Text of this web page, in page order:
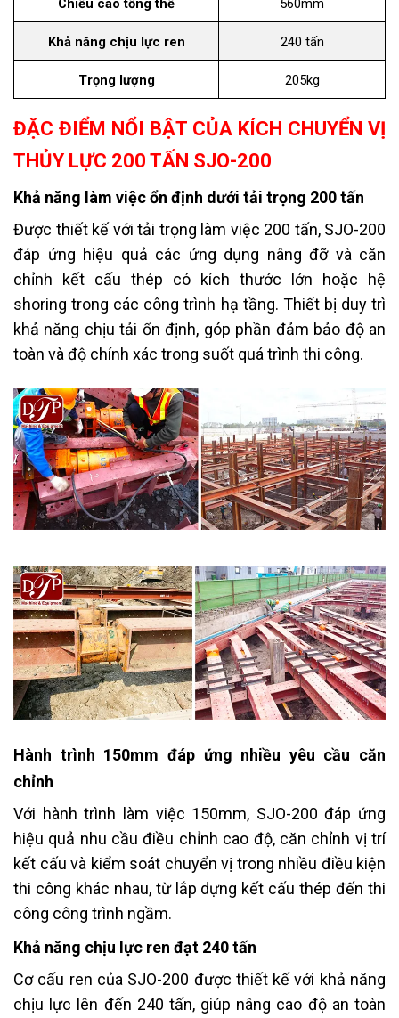
Chiều cao tổng thể 560mm
Khả năng chịu lực ren 240 tấn
Trọng lượng 205kg
ĐẶC ĐIỂM NỔI BẬT CỦA KÍCH CHUYỂN VỊ
THỦY LỰC 200 TẤN SJO-200
Khả năng làm việc ổn định dưới tải trọng 200 tấn
Được thiết kế với tải trọng làm việc 200 tấn, SJO-200
đáp ứng hiệu quả các ứng dụng nâng đỡ và căn
chỉnh kết cấu thép có kích thước lớn hoặc hệ
shoring trong các công trình hạ tầng. Thiết bị duy trì
khả năng chịu tải ổn định, góp phần đảm bảo độ an
toàn và độ chính xác trong suốt quá trình thi công.
Hành trình 150mm đáp ứng nhiều yêu cầu căn
chỉnh
Với hành trình làm việc 150mm, SJO-200 đáp ứng
hiệu quả nhu cầu điều chỉnh cao độ, căn chỉnh vị trí
kết cấu và kiểm soát chuyển vị trong nhiều điều kiện
thi công khác nhau, từ lắp dựng kết cấu thép đến thi
công công trình ngầm.
Khả năng chịu lực ren đạt 240 tấn
Cơ cấu ren của SJO-200 được thiết kế với khả năng
chịu lực lên đến 240 tấn, giúp nâng cao độ an toàn